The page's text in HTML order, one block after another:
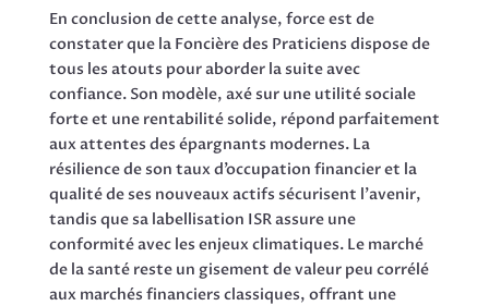
En conclusion de cette analyse, force est de
constater que la Foncière des Praticiens dispose de
tous les atouts pour aborder la suite avec
confiance. Son modèle, axé sur une utilité sociale
forte et une rentabilité solide, répond parfaitement
aux attentes des épargnants modernes. La
résilience de son taux d’occupation financier et la
qualité de ses nouveaux actifs sécurisent l’avenir,
tandis que sa labellisation ISR assure une
conformité avec les enjeux climatiques. Le marché
de la santé reste un gisement de valeur peu corrélé
aux marchés financiers classiques, offrant une